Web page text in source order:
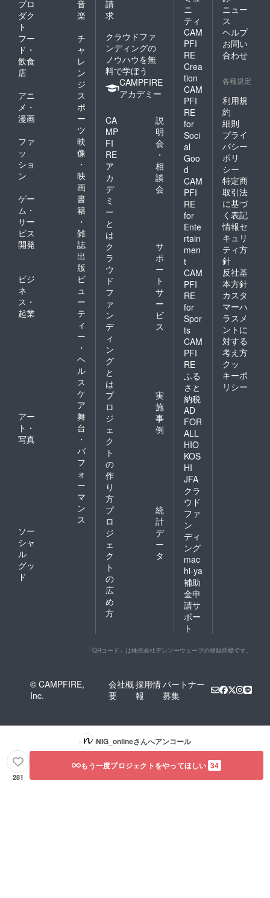
プロ
ダク
ト
音
楽
フー
ド・
飲食
店
チ
ャ
レ
ン
ジ
アニ
メ・
漫画
ス
ポ
ー
ツ
ファ
ッ
ショ
ン
映
像
・
映
画
ゲー
ム・
サー
ビス
開発
書
籍
・
雑
誌
出
版
ビジ
ネ
ス・
起業
ビ
ュ
ー
テ
ィ
ー
・
ヘ
ル
ス
ケ
ア
アー
ト・
写真
舞
台
・
パ
フ
ォ
ー
マ
ン
ス
ソー
シャ
ル
グッ
ド
請
求
クラウドファ
ンディングの
ノウハウを無
料で学ぼう
CAMPFIRE
アカデミー
CA
MP
FI
RE
ア
カ
デ
ミ
ー
と
は
説
明
会
・
相
談
会
ク
ラ
ウ
ド
フ
ァ
ン
デ
ィ
ン
グ
と
は
サ
ポ
ー
ト
サ
ー
ビ
ス
プ
ロ
ジ
ェ
ク
ト
の
作
り
方
実
施
事
例
プ
ロ
ジ
ェ
ク
ト
の
広
め
方
統
計
デ
ー
タ
ニ
ティ
CAM
PFI
RE
Crea
tion
CAM
PFI
RE
for
Soci
al
Goo
d
CAM
PFI
RE
for
Ente
rtain
men
t
CAM
PFI
RE
for
Spor
ts
CAM
PFI
RE
ふる
さと
納税
AD
FOR
ALL
HIO
KOS
HI
JFA
クラ
ウド
ファ
ン
ディ
ング
mac
hi-ya
補助
金申
請サ
ポー
ト
ニュー
ス
ヘルプ
お問い
合わせ
各種規定
利用規
約
細則
プライ
バシー
ポリ
シー
特定商
取引法
に基づ
く表記
情報セ
キュリ
ティ方
針
反社基
本方針
カスタ
マーハ
ラスメ
ントに
対する
考え方
クッ
キーポ
リシー
「QRコード」は株式会社デンソーウェーブの登録商標です。
© CAMPFIRE,
Inc.
会社概
要
採用情
報
パートナー
募集
NIG_onlineさんへアンコール
281
もう一度プロジェクトをやってほしい 34